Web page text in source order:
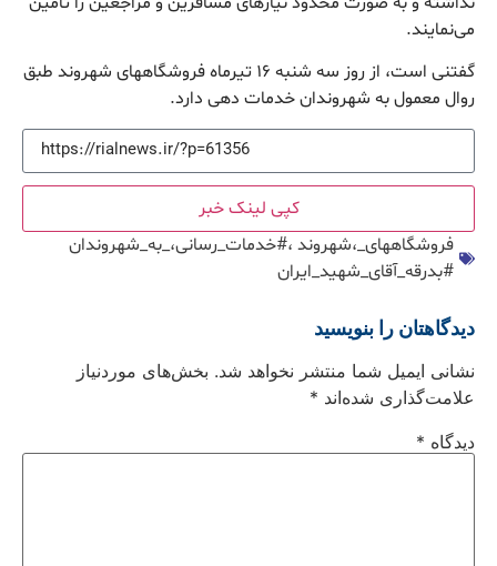
می‌نمایند.
گفتنی است، از روز سه شنبه ۱۶ تیرماه فروشگاههای شهروند طبق
روال معمول به شهروندان خدمات دهی دارد.
کپی لینک خبر
فروشگاههای_،شهروند ،#خدمات_رسانی،_به_شهروندان
#بدرقه_آقای_شهید_ایران
دیدگاهتان را بنویسید
نشانی ایمیل شما منتشر نخواهد شد. بخش‌های موردنیاز
علامت‌گذاری شده‌اند *
دیدگاه *